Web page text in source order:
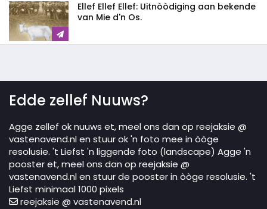
Ellef Ellef Ellef: Uitnòòdiging aan bekende
van Mie d'n Os.
Edde zellef Nuuws?
Agge zellef ok nuuws et, meel ons dan op reejaksie @
vastenavend.nl en stuur ok 'n foto mee in òòge
resolusie. 't Liefst 'n liggende foto (landscape) Agge 'n
pooster et, meel ons dan op reejaksie @
vastenavend.nl en stuur de pooster in òòge resolusie. 't
Liefst minimaal 1000 pixels
reejaksie @ vastenavend.nl